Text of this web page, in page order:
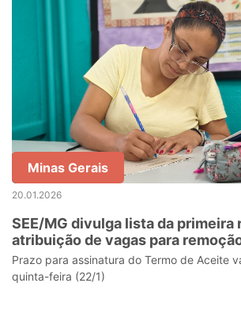
Minas Gerais
20.01.2026
SEE/MG divulga lista da primeira
atribuição de vagas para
servidores
Prazo para assinatura do Termo de Aceite
quinta-feira (22/1)